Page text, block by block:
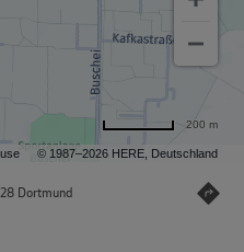
© 1987–2026 HERE, Deutschland
200 m
Dortmund